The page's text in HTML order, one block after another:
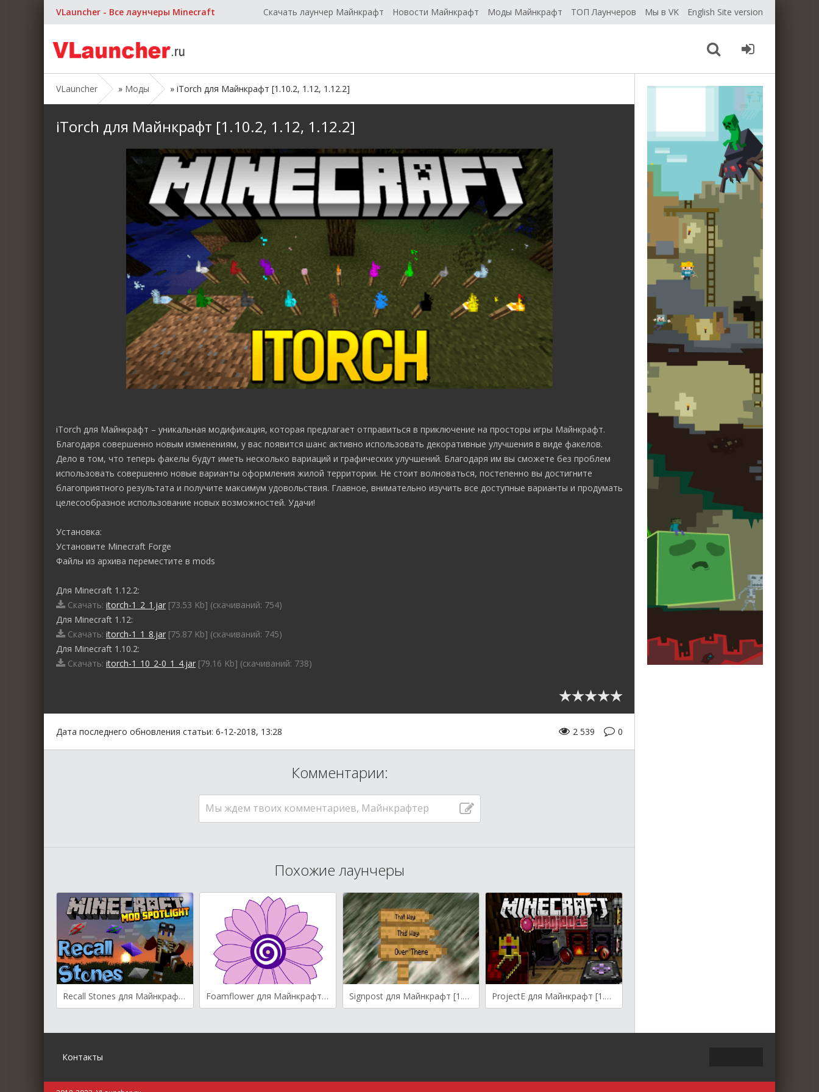
VLauncher - Все лаунчеры Minecraft Скачать лаунчер Майнкрафт Новости Майнкрафт Моды Майнкрафт ТОП Лаунчеров Мы в VK English Site version
VLauncher » Моды » iTorch для Майнкрафт [1.10.2, 1.12, 1.12.2]
iTorch для Майнкрафт [1.10.2, 1.12, 1.12.2]
iTorch для Майнкрафт – уникальная модификация, которая предлагает отправиться в приключение на просторы игры Майнкрафт.
Благодаря совершенно новым изменениям, у вас появится шанс активно использовать декоративные улучшения в виде факелов.
Дело в том, что теперь факелы будут иметь несколько вариаций и графических улучшений. Благодаря им вы сможете без проблем
использовать совершенно новые варианты оформления жилой территории. Не стоит волноваться, постепенно вы достигните
благоприятного результата и получите максимум удовольствия. Главное, внимательно изучить все доступные варианты и продумать
целесообразное использование новых возможностей. Удачи!
Установка:
Установите Minecraft Forge
Файлы из архива переместите в mods
Для Minecraft 1.12.2:
Скачать: itorch-1_2_1.jar [73.53 Kb] (cкачиваний: 754)
Для Minecraft 1.12:
Скачать: itorch-1_1_8.jar [75.87 Kb] (cкачиваний: 745)
Для Minecraft 1.10.2:
Скачать: itorch-1_10_2-0_1_4.jar [79.16 Kb] (cкачиваний: 738)
Дата последнего обновления статьи: 6-12-2018, 13:28 0
2 539
Комментарии:
Мы ждем твоих комментариев, Майнкрафтер
Похожие лаунчеры
Recall Stones для Майнкрафт [1.10.2, 1.9.4] Foamflower для Майнкрафт [1.12.2, 1.12] Signpost для Майнкрафт [1.12.2, 1.11.2, 1.10.2] ProjectE для Майнкрафт [1.12.2, 1.11.2, 1.10.2]
Контакты